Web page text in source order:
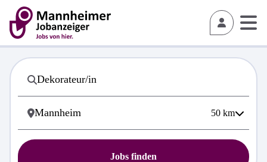
50 km
Jobs finden